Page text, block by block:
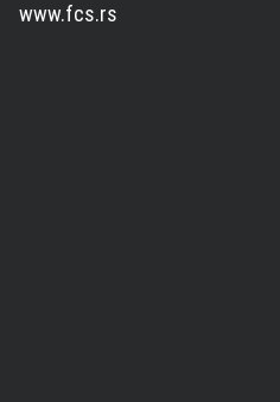
www.fcs.rs